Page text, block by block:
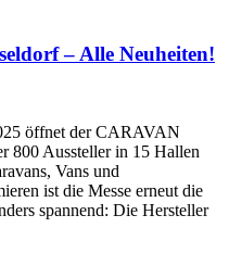
– Alle Neuheiten!
öffnet der CARAVAN
800 Aussteller in 15 Hallen
Vans und
ist die Messe erneut die
spannend: Die Hersteller